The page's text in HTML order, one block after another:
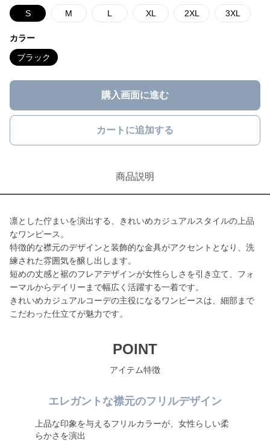
S M L XL 2XL 3XL
カラー
ブラック
購入画面に進む
カートに追加する
商品説明
凛とした佇まいを演出する、きれいめカジュアルスタイルの上品
なワンピース。
特徴的な襟元のデザインと装飾的な金具がアクセントとなり、洗
練された雰囲気を醸し出します。
短めの丈感と裾のフレアデザインが女性らしさを引き立て、フォ
ーマルからデイリーまで幅広く活躍する一着です。
きれいめカジュアルコーデの主役になるワンピースは、細部まで
こだわった仕立てが魅力です。
POINT
アイテム特徴
エレガントな襟元のフリルデザイン
上品な印象を与えるフリルカラーが、女性らしい柔
らかさを演出